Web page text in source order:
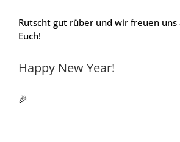
Rutscht gut rüber und wir freu­en
Euch!
Hap­py New Year!
🎉